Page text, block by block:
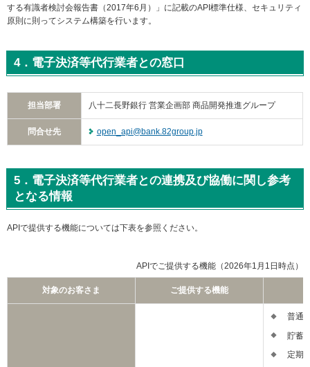
する有識者検討会報告書（2017年6月）」に記載のAPI標準仕様、セキュリティ
原則に則ってシステム構築を行います。
4．電子決済等代行業者との窓口
担当部署 八十二長野銀行 営業企画部 商品開発推進グループ
問合せ先 open_api@bank.82group.jp
5．電子決済等代行業者との連携及び協働に関し参考
となる情報
APIで提供する機能については下表を参照ください。
APIでご提供する機能（2026年1月1日時点）
対象のお客さま ご提供する機能
普通
貯蓄
定期